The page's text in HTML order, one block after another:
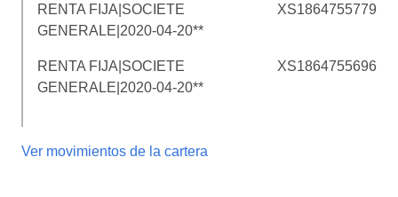
RENTA FIJA|SOCIETE
GENERALE|2020-04-20**
XS1864755779
RENTA FIJA|SOCIETE
GENERALE|2020-04-20**
XS1864755696
Ver movimientos de la cartera